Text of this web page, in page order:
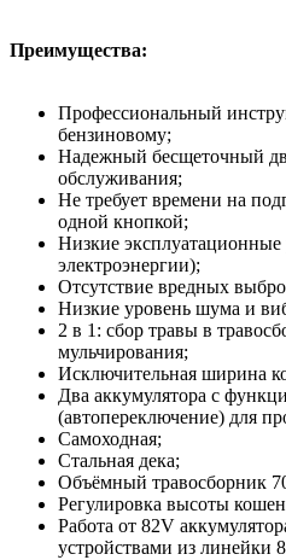
Преимущества:
Профессиональный
бензиновому;
Надежный бесщеточный
обслуживания;
Не требует времени на
одной кнопкой;
Низкие эксплуатационные
электроэнергии);
Отсутствие вредных
Низкие уровень шума и
2 в 1: сбор травы в
мульчирования;
Исключительная ширина
Два аккумулятора с
(автопереключение) для
Самоходная;
Стальная дека;
Объёмный травосборник
Регулировка высоты
Работа от 82V
устройствами из линейки